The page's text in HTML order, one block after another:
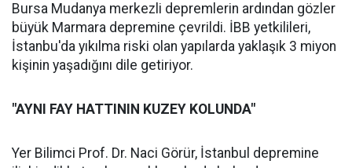
Bursa Mudanya merkezli depremlerin ardından gözler
büyük Marmara depremine çevrildi. İBB yetkilileri,
İstanbu'da yıkılma riski olan yapılarda yaklaşık 3 miyon
kişinin yaşadığını dile getiriyor.
"AYNI FAY HATTININ KUZEY KOLUNDA"
Yer Bilimci Prof. Dr. Naci Görür, İstanbul depremine